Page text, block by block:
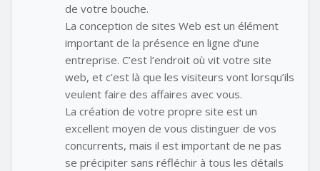
de votre bouche.
La conception de sites Web est un élément
important de la présence en ligne d’une
entreprise. C’est l’endroit où vit votre site
web, et c’est là que les visiteurs vont lorsqu’ils
veulent faire des affaires avec vous.
La création de votre propre site est un
excellent moyen de vous distinguer de vos
concurrents, mais il est important de ne pas
se précipiter sans réfléchir à tous les détails